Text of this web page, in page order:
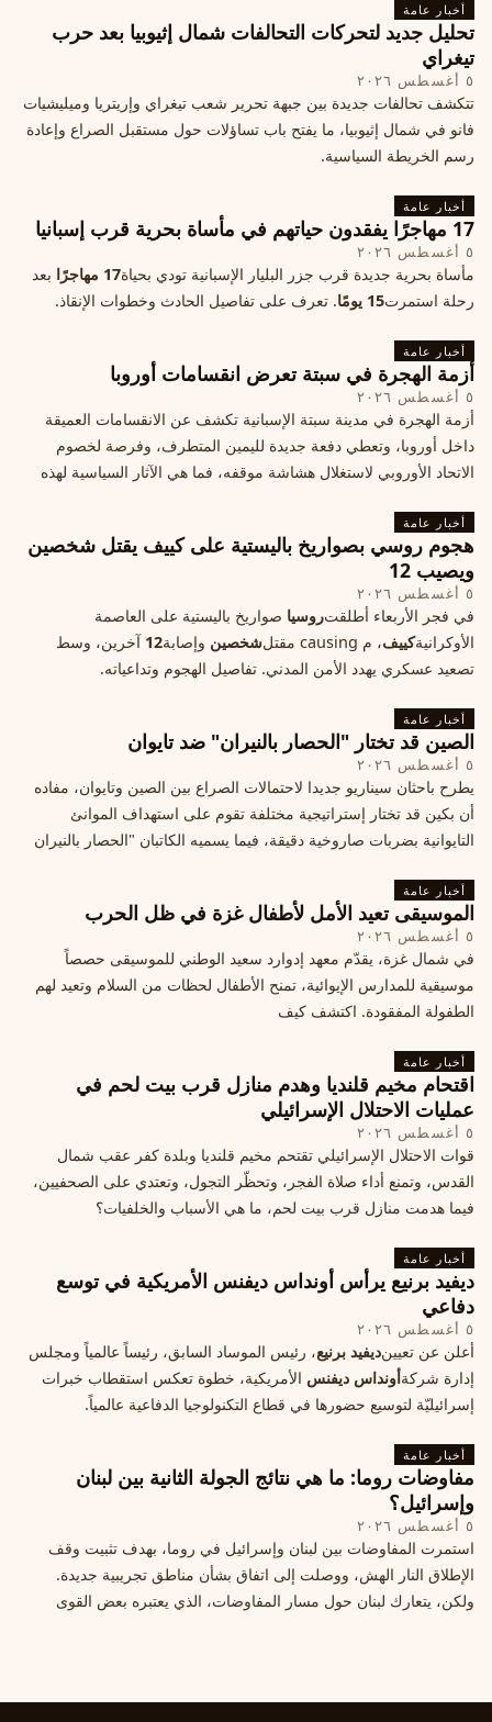
أخبار عامة
تحليل جديد لتحركات التحالفات شمال إثيوبيا بعد حرب
تيغراي
٥ أغسطس ٢٠٢٦
تتكشف تحالفات جديدة بين جبهة تحرير شعب تيغراي وإريتريا وميليشيات
فانو في شمال إثيوبيا، ما يفتح باب تساؤلات حول مستقبل الصراع وإعادة
رسم الخريطة السياسية.
أخبار عامة
17 مهاجرًا يفقدون حياتهم في مأساة بحرية قرب إسبانيا
٥ أغسطس ٢٠٢٦
مأساة بحرية جديدة قرب جزر البليار الإسبانية تودي بحياة17 مهاجرًا
بعد
رحلة استمرت15 يومًا . تعرف على تفاصيل الحادث وخطوات الإنقاذ.
أخبار عامة
أزمة الهجرة في سبتة تعرض انقسامات أوروبا
٥ أغسطس ٢٠٢٦
أزمة الهجرة في مدينة سبتة الإسبانية تكشف عن الانقسامات العميقة
داخل أوروبا، وتعطي دفعة جديدة لليمين المتطرف، وفرصة لخصوم
الاتحاد الأوروبي لاستغلال هشاشة موقفه، فما هي الآثار السياسية لهذه
أخبار عامة
هجوم روسي بصواريخ باليستية على كييف يقتل شخصين
ويصيب 12
٥ أغسطس ٢٠٢٦
في فجر الأربعاء أطلقتروسيا صواريخ باليستية على العاصمة
الأوكرانيةكييف، م causing مقتل شخصين وإصابة12 آخرين، وسط
تصعيد عسكري يهدد الأمن المدني. تفاصيل الهجوم وتداعياته.
أخبار عامة
الصين قد تختار "الحصار بالنيران" ضد تايوان
٥ أغسطس ٢٠٢٦
يطرح باحثان سيناريو جديدا لاحتمالات الصراع بين الصين وتايوان، مفاده
أن بكين قد تختار إستراتيجية مختلفة تقوم على استهداف الموانئ
التايوانية بضربات صاروخية دقيقة، فيما يسميه الكاتبان "الحصار بالنيران
أخبار عامة
الموسيقى تعيد الأمل لأطفال غزة في ظل الحرب
٥ أغسطس ٢٠٢٦
في شمال غزة، يقدّم معهد إدوارد سعيد الوطني للموسيقى حصصاً
موسيقية للمدارس الإيوائية، تمنح الأطفال لحظات من السلام وتعيد لهم
الطفولة المفقودة. اكتشف كيف
أخبار عامة
اقتحام مخيم قلنديا وهدم منازل قرب بيت لحم في
عمليات الاحتلال الإسرائيلي
٥ أغسطس ٢٠٢٦
قوات الاحتلال الإسرائيلي تقتحم مخيم قلنديا وبلدة كفر عقب شمال
القدس، وتمنع أداء صلاة الفجر، وتحظّر التجول، وتعتدي على الصحفيين،
فيما هدمت منازل قرب بيت لحم، ما هي الأسباب والخلفيات؟
أخبار عامة
ديفيد برنيع يرأس أونداس ديفنس الأمريكية في توسع
دفاعي
٥ أغسطس ٢٠٢٦
أعلن عن تعيينديفيد برنيع، رئيس الموساد السابق، رئيساً عالمياً ومجلس
إدارة شركةأونداس ديفنس الأمريكية، خطوة تعكس استقطاب خبرات
إسرائيليّة لتوسيع حضورها في قطاع التكنولوجيا الدفاعية عالمياً.
أخبار عامة
مفاوضات روما: ما هي نتائج الجولة الثانية بين لبنان
وإسرائيل؟
٥ أغسطس ٢٠٢٦
استمرت المفاوضات بين لبنان وإسرائيل في روما، بهدف تثبيت وقف
الإطلاق النار الهش، ووصلت إلى اتفاق بشأن مناطق تجريبية جديدة.
ولكن، يتعارك لبنان حول مسار المفاوضات، الذي يعتبره بعض القوى